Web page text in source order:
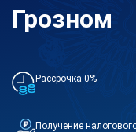
Грозном
Рассрочка 0%
Получение